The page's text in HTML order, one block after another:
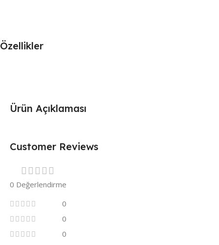
Ürün Açıklaması
Özellikler
Customer Reviews
0 Değerlendirme
0
0
0